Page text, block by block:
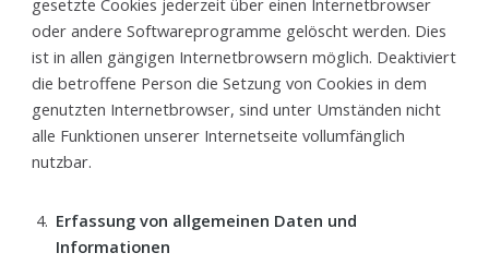
gesetzte Cookies jederzeit über einen Internetbrowser
oder andere Softwareprogramme gelöscht werden. Dies
ist in allen gängigen Internetbrowsern möglich. Deaktiviert
die betroffene Person die Setzung von Cookies in dem
genutzten Internetbrowser, sind unter Umständen nicht
alle Funktionen unserer Internetseite vollumfänglich
nutzbar.
Erfassung von allgemeinen Daten und
Informationen